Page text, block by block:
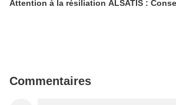
Attention à la résiliation ALSATIS :
Commentaires